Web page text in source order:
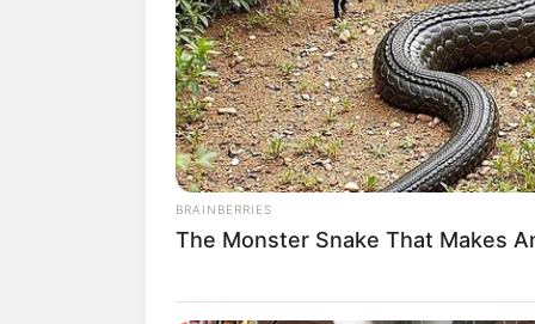
Maag merupakan rasa sakit yang
macam hal. Mulai dari stres hingga efek
Rasa sakit yang ditimbulkan bisa
menjaga asupan yang masuk ke perut.
Makanan yang masuk ke perut
sakit pada lambung.
Misalnya saja makanan yang memiliki
Untuk itu, perlu diperhatikan apa saja
BRAINBERRIES
The Monster Snake That Makes